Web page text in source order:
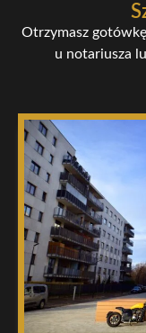
Otrzymasz
u notariusza